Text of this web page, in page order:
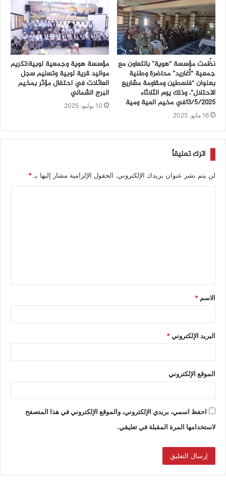
نظّمت مؤسسة “هوية” بالتعاون مع
جمعية “أغاريد” محاضرة وطنية
بعنوان “فلسطين ومقاومة مشاريع
الاحتلال”، وذلك يوم الثلاثاء
13/5/2025في مخيم المية ومية
16 مايو، 2025
مؤسسة هوية وجمعية لوبية:تكريم
مواليد قرية لوبية وتسليم سجل
العائلات في احتفال مؤثر بمخيم
البرج الشمالي
10 يوليو، 2025
اترك تعليقاً
لن يتم نشر عنوان بريدك الإلكتروني. الحقول الإلزامية مشار إليها بـ *
الاسم *
البريد الإلكتروني*
الموقع الإلكتروني
احفظ اسمي، بريدي الإلكتروني، والموقع الإلكتروني في هذا المتصفح
لاستخدامها المرة المقبلة في تعليقي.